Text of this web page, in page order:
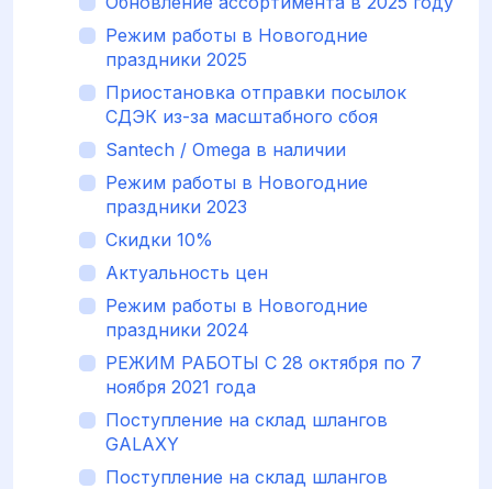
Режим работы в Новогодние
праздники 2025
Приостановка отправки посылок
СДЭК из-за масштабного сбоя
Santech / Omega в наличии
Режим работы в Новогодние
праздники 2023
Скидки 10%
Актуальность цен
Режим работы в Новогодние
праздники 2024
РЕЖИМ РАБОТЫ С 28 октября по 7
ноября 2021 года
Поступление на склад шлангов
GALAXY
Поступление на склад шлангов